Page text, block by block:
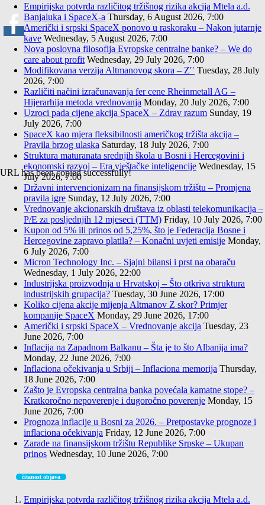
URL has been copied successfully!
Empirijska potvrda različitog tržišnog rizika akcija Mtela a.d.
Banjaluka i SpaceX-a Thursday, 6 August 2026, 7:00
Američki i srpski SpaceX ponovo u raskoraku – Nakon jutarnje
kave Wednesday, 5 August 2026, 7:00
Nova poslovna filosofija Evropske centralne banke? – We do
care about profit Wednesday, 29 July 2026, 7:00
Modifikovana verzija Altmanovog skora – Z′′ Tuesday, 28 July
2026, 7:00
Različiti načini izračunavanja fer cene Rheinmetall AG –
Hijerarhija metoda vrednovanja Monday, 20 July 2026, 7:00
Uzroci pada cijene akcija SpaceX – Zdrav razum Sunday, 19
July 2026, 7:00
SpaceX kao mjera fleksibilnosti američkog tržišta akcija –
Pravila brzog ulaska Saturday, 18 July 2026, 7:00
Struktura maturanata srednjih škola u Bosni i Hercegovini i
ekonomski razvoj – Era vještačke inteligencije Wednesday, 15
July 2026, 7:00
Državni intervencionizam na finansijskom tržištu – Promjena
pravila igre Sunday, 12 July 2026, 7:00
Vrednovanje akcionarskih društava iz oblasti telekomunikacija –
P/E za posljednjih 12 mjeseci (TTM) Friday, 10 July 2026, 7:00
Kupon od 5% ili prinos od 5,25%, što je Federacija Bosne i
Hercegovine zapravo platila? – Konačni uvjeti emisije Monday,
6 July 2026, 7:00
Micron Technology Inc. – Sjajni bilansi i prst na obaraču
Wednesday, 1 July 2026, 22:00
Industrijska proizvodnja u Hrvatskoj – Što otkriva struktura
industrijskih grupacija? Tuesday, 30 June 2026, 17:00
Koliko cijena akcije mijenja Altmanov Z skor? Primjer
kompanije SpaceX Monday, 29 June 2026, 17:00
Američki i srpski SpaceX – Vrednovanje akcija Tuesday, 23
June 2026, 7:00
Inflacija na Zapadnom Balkanu – Šta je to što Albanija ima?
Monday, 22 June 2026, 7:00
Inflaciona očekivanja u Srbiji – Inflaciona memorija Thursday,
18 June 2026, 7:00
Zašto je Evropska centralna banka povećala kamatne stope? –
Kratkoročno nepoverenje i dugoročno poverenje Monday, 15
June 2026, 7:00
Prognoza inflacije u Bosni za 2026. – Pretpostavke prognoze i
inflaciona očekivanja Friday, 12 June 2026, 7:00
Zarade na finansijskom tržištu Republike Srpske – Ukupan
prinos Wednesday, 10 June 2026, 7:00
čitanost objava
Empirijska potvrda različitog tržišnog rizika akcija Mtela a.d.